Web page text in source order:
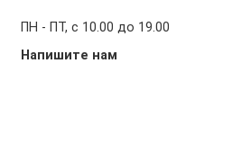
ПН - ПТ, с 10.00 до 19.00
Напишите нам